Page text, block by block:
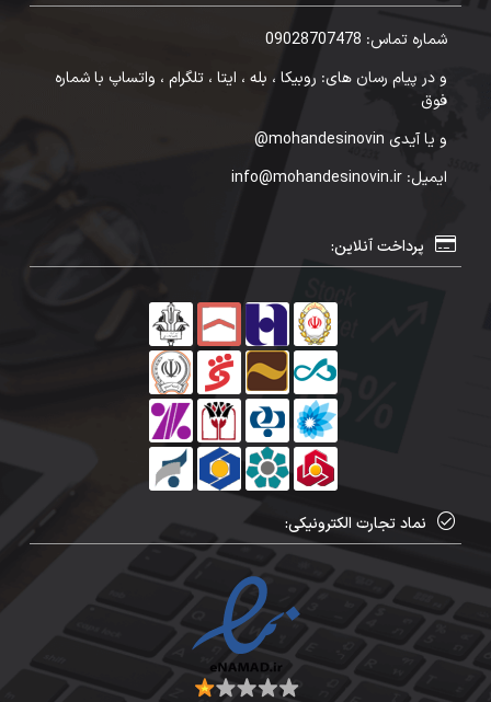
شماره تماس: 09028707478
و در پیام رسان های: روبیکا ، بله ، ایتا ، تلگرام ، واتساپ با شماره
فوق
و یا آیدی mohandesinovin@
ایمیل: info@mohandesinovin.ir
پرداخت آنلاین:
نماد تجارت الکترونیکی: